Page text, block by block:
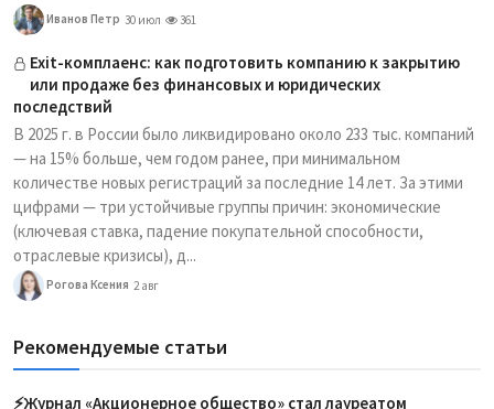
Иванов Петр 30 июл 361
Exit-комплаенс: как подготовить компанию к закрытию
или продаже без финансовых и юридических
последствий
В 2025 г. в России было ликвидировано около 233 тыс. компаний
— на 15% больше, чем годом ранее, при минимальном
количестве новых регистраций за последние 14 лет. За этими
цифрами — три устойчивые группы причин: экономические
(ключевая ставка, падение покупательной способности,
отраслевые кризисы), д...
Рогова Ксения 2 авг
Рекомендуемые статьи
⚡️Журнал «Акционерное общество» стал лауреатом